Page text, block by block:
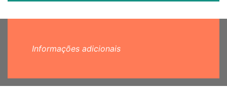
Informações adicionais